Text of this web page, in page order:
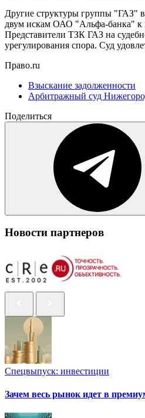
Другие структуры группы "ГАЗ"
двум искам ОАО "Альфа-банка"
Представители ТЗК ГАЗ на
урегулирования спора. Суд
Право.ru
Взыскание задолженности
Арбитражный суд
Поделиться
Новости партнеров
Спецвыпуск: инвестиции
Зачем весь рынок идет в